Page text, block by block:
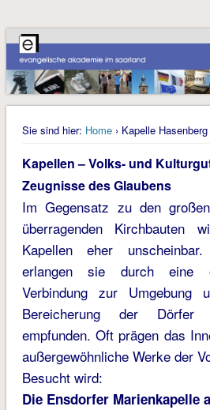
Sie sind hier: Home› Kapelle
Kapellen – Volks- und
Zeugnisse des Glaubens
Im Gegensatz zu den
überragenden Kirchbauten
Kapellen eher
erlangen sie durch eine
Verbindung zur Umgebung
Bereicherung der Dörfer
empfunden. Oft prägen das
außergewöhnliche Werke der
Besucht wird:
Die Ensdorfer Marienkapelle